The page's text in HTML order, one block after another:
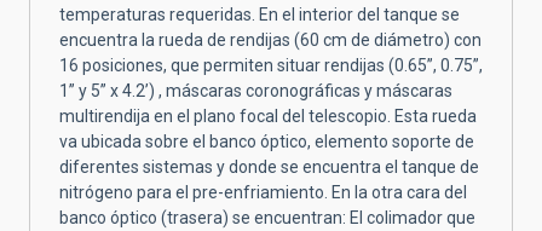
temperaturas requeridas. En el interior del tanque se
encuentra la rueda de rendijas (60 cm de diámetro) con
16 posiciones, que permiten situar rendijas (0.65”, 0.75”,
1” y 5” x 4.2’) , máscaras coronográficas y máscaras
multirendija en el plano focal del telescopio. Esta rueda
va ubicada sobre el banco óptico, elemento soporte de
diferentes sistemas y donde se encuentra el tanque de
nitrógeno para el pre-enfriamiento. En la otra cara del
banco óptico (trasera) se encuentran: El colimador que